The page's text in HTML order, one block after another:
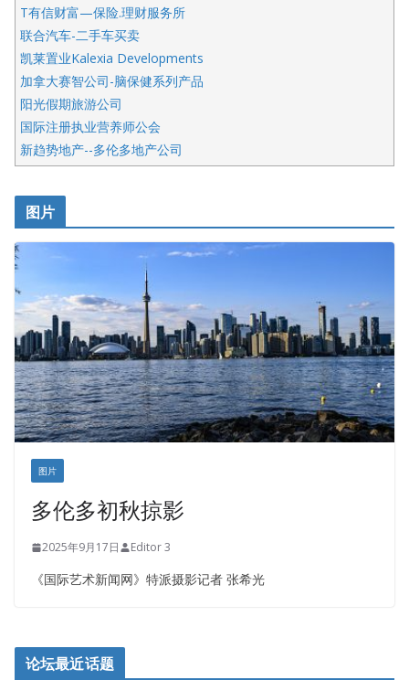
T有信财富—保险.理财服务所
联合汽车-二手车买卖
凯莱置业Kalexia Developments
加拿大赛智公司-脑保健系列产品
阳光假期旅游公司
国际注册执业营养师公会
新趋势地产--多伦多地产公司
开明车行KS CAR SALES & SERVICE
健健宝公司
皇后金融集团
正点印艺设计
图片
图片
多伦多初秋掠影
2025年9月17日 Editor 3
《国际艺术新闻网》特派摄影记者 张希光
论坛最近话题